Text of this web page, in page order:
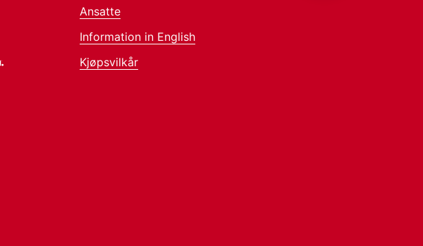
Ansatte
Information in English
Kjøpsvilkår